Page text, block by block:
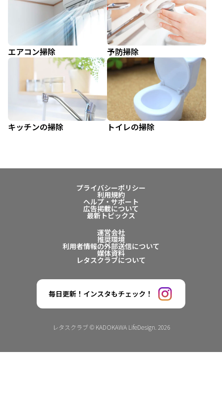
エアコン掃除 予防掃除
キッチンの掃除 トイレの掃除
プライバシーポリシー
利用規約
ヘルプ・サポート
広告掲載について
最新トピックス
運営会社
推奨環境
利用者情報の外部送信について
媒体資料
レタスクラブについて
毎日更新！インスタもチェック！
レタスクラブ © KADOKAWA LifeDesign. 2026